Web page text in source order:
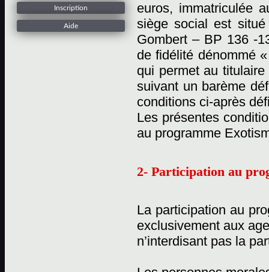
Inscription
Aide
euros, immatriculée
siège social est
Gombert – BP 136 -
de fidélité dénommé
qui permet au
suivant un barème
conditions ci-après
Les présentes
au programme
2- Participation au
La participation au
exclusivement aux
n’interdisant pas la